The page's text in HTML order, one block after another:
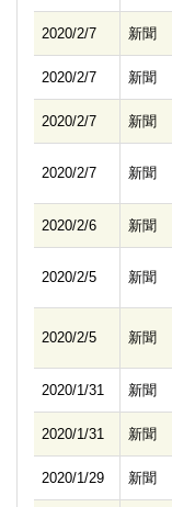
2020/2/7 新聞
2020/2/7 新聞
2020/2/7 新聞
2020/2/7 新聞
2020/2/6 新聞
2020/2/5 新聞
2020/2/5 新聞
2020/1/31 新聞
2020/1/31 新聞
2020/1/29 新聞